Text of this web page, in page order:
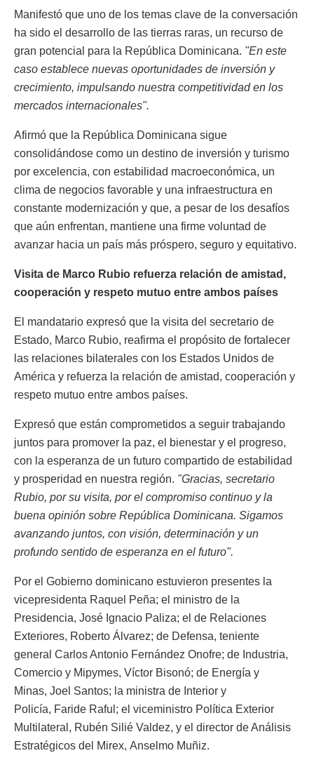
Manifestó que uno de los temas clave de la conversación
ha sido el desarrollo de las tierras raras, un recurso de
gran potencial para la República Dominicana. "En este
caso establece nuevas oportunidades de inversión y
crecimiento, impulsando nuestra competitividad en los
mercados internacionales".
Afirmó que la República Dominicana sigue
consolidándose como un destino de inversión y turismo
por excelencia, con estabilidad macroeconómica, un
clima de negocios favorable y una infraestructura en
constante modernización y que, a pesar de los desafíos
que aún enfrentan, mantiene una firme voluntad de
avanzar hacia un país más próspero, seguro y equitativo.
Visita de Marco Rubio refuerza relación de amistad,
cooperación y respeto mutuo entre ambos países
El mandatario expresó que la visita del secretario de
Estado, Marco Rubio, reafirma el propósito de fortalecer
las relaciones bilaterales con los Estados Unidos de
América y refuerza la relación de amistad, cooperación y
respeto mutuo entre ambos países.
Expresó que están comprometidos a seguir trabajando
juntos para promover la paz, el bienestar y el progreso,
con la esperanza de un futuro compartido de estabilidad
y prosperidad en nuestra región. "Gracias, secretario
Rubio, por su visita, por el compromiso continuo y la
buena opinión sobre República Dominicana. Sigamos
avanzando juntos, con visión, determinación y un
profundo sentido de esperanza en el futuro".
Por el Gobierno dominicano estuvieron presentes la
vicepresidenta Raquel Peña; el ministro de la
Presidencia, José Ignacio Paliza; el de Relaciones
Exteriores, Roberto Álvarez; de Defensa, teniente
general Carlos Antonio Fernández Onofre; de Industria,
Comercio y Mipymes, Víctor Bisonó; de Energía y
Minas, Joel Santos; la ministra de Interior y
Policía, Faride Raful; el viceministro Política Exterior
Multilateral, Rubén Silié Valdez, y el director de Análisis
Estratégicos del Mirex, Anselmo Muñiz.